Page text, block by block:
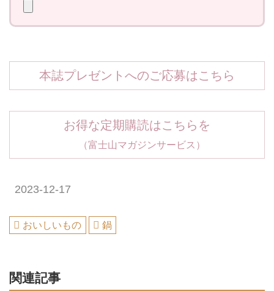
本誌プレゼントへのご応募はこちら
お得な定期購読はこちらを
（富士山マガジンサービス）
2023-12-17
おいしいもの 鍋
関連記事